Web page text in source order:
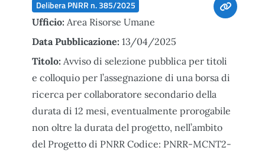
Delibera PNRR n. 385/2025
Ufficio: Area Risorse Umane
Data Pubblicazione: 13/04/2025
Titolo: Avviso di selezione pubblica per titoli
e colloquio per l’assegnazione di una borsa di
ricerca per collaboratore secondario della
durata di 12 mesi, eventualmente prorogabile
non oltre la durata del progetto, nell’ambito
del Progetto di PNRR Codice: PNRR-MCNT2-